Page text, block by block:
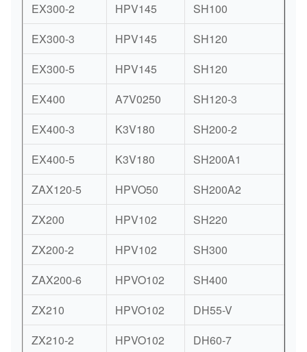
EX300-2
HPV145 SH100
EX300-3
HPV145 SH120
EX300-5
HPV145 SH120
EX400
A7V0250 SH120-3
EX400-3
K3V180 SH200-2
EX400-5
K3V180 SH200A1
ZAX120-5
HPVO50 SH200A2
ZX200
HPV102 SH220
ZX200-2
HPV102 SH300
ZAX200-6
HPVO102 SH400
ZX210
HPVO102 DH55-V
ZX210-2
HPVO102 DH60-7